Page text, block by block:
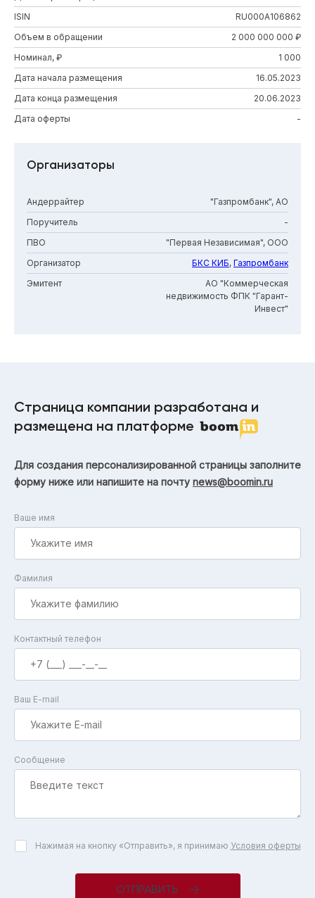
ISIN
RU000A106862
Объем в обращении
2 000 000 000 ₽
Номинал, ₽
1 000
Дата начала размещения
16.05.2023
Дата конца размещения
20.06.2023
Дата оферты
-
Организаторы
Андеррайтер
"Газпромбанк", АО
Поручитель
-
ПВО
"Первая Независимая", ООО
Организатор
БКС КИБ, Газпромбанк
Эмитент
АО "Коммерческая
недвижимость ФПК "Гарант-
Инвест"
Страница компании разработана и
размещена на платформе
Для создания персонализированной страницы заполните
форму ниже или напишите на почту news@boomin.ru
Ваше имя
Фамилия
Контактный телефон
Ваш E-mail
Сообщение
Нажимая на кнопку «Отправить», я принимаю Условия оферты
ОТПРАВИТЬ